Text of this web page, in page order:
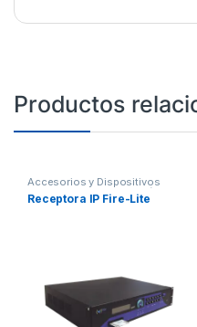
Productos
Accesorios y Dispositivos
Direccionables Detección de
Fuego
Receptora IP Fire-Lite